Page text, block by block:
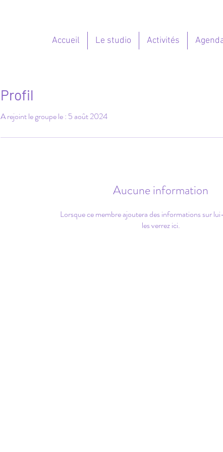
Accueil Le studio Activités
Profil
A rejoint le groupe le : 5 août 2024
Aucune information
Lorsque ce membre ajoutera des informations sur
les verrez ici.